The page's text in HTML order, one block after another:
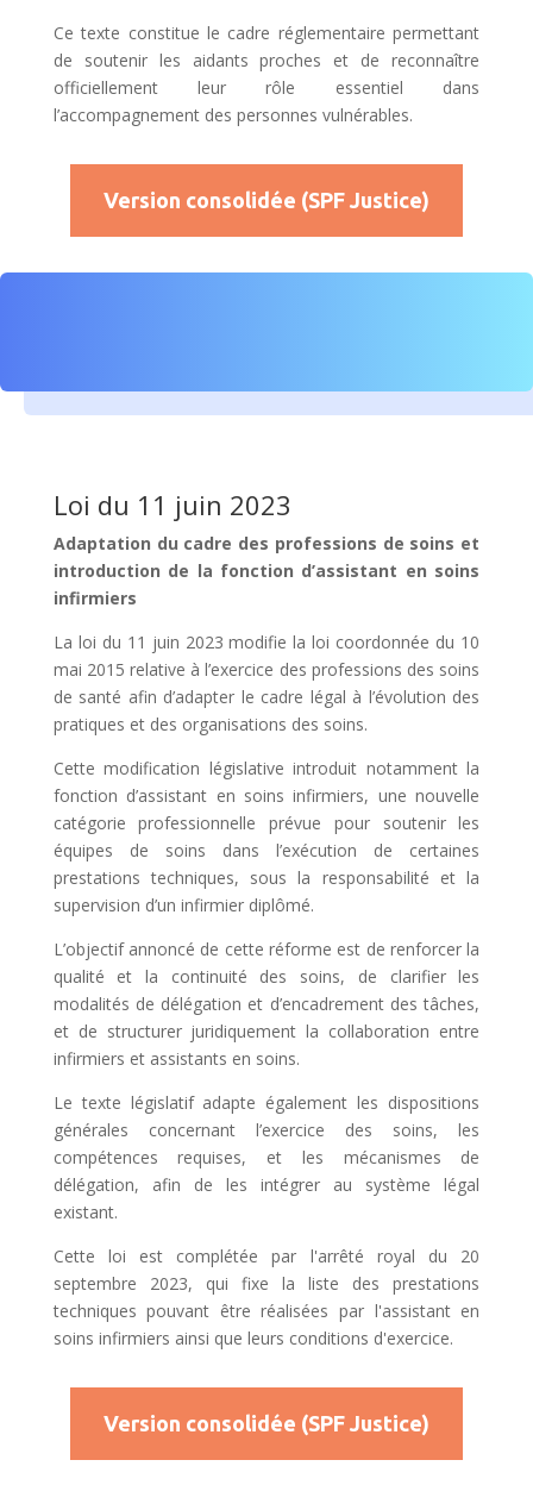
Ce texte constitue le cadre réglementaire permettant
de soutenir les aidants proches et de reconnaître
officiellement leur rôle essentiel dans
l’accompagnement des personnes vulnérables.
Version consolidée (SPF Justice)
Loi du 11 juin 2023
Adaptation du cadre des professions de soins et
introduction de la fonction d’assistant en soins
infirmiers
La loi du 11 juin 2023 modifie la loi coordonnée du 10
mai 2015 relative à l’exercice des professions des soins
de santé afin d’adapter le cadre légal à l’évolution des
pratiques et des organisations des soins.
Cette modification législative introduit notamment la
fonction d’assistant en soins infirmiers, une nouvelle
catégorie professionnelle prévue pour soutenir les
équipes de soins dans l’exécution de certaines
prestations techniques, sous la responsabilité et la
supervision d’un infirmier diplômé.
L’objectif annoncé de cette réforme est de renforcer la
qualité et la continuité des soins, de clarifier les
modalités de délégation et d’encadrement des tâches,
et de structurer juridiquement la collaboration entre
infirmiers et assistants en soins.
Le texte législatif adapte également les dispositions
générales concernant l’exercice des soins, les
compétences requises, et les mécanismes de
délégation, afin de les intégrer au système légal
existant.
Cette loi est complétée par l'arrêté royal du 20
septembre 2023, qui fixe la liste des prestations
techniques pouvant être réalisées par l'assistant en
soins infirmiers ainsi que leurs conditions d'exercice.
Version consolidée (SPF Justice)